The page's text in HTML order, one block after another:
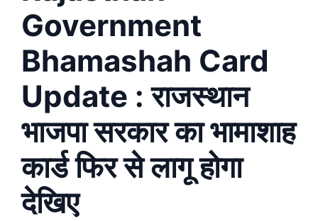
Government
Bhamashah Card
Update : राजस्थान
भाजपा सरकार का भामाशाह
कार्ड फिर से लागू होगा
देखिए